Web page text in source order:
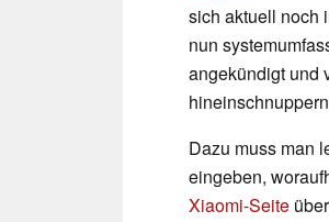
sich aktuell noch
nun
angekündigt und
Dazu muss man
eingeben,
Xiaomi-Seite